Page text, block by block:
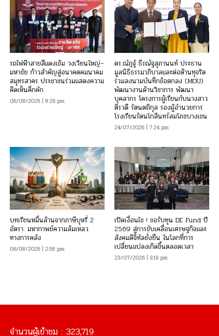
รถไฟฟ้าสายสีแดงเข้ม วงเวียนใหญ่–
มหาชัย ก้าวสำคัญสู่อนาคตคมนาคม
สมุทรสาคร ประชาชนร่วมแสดงความ
คิดเห็นคึกคัก
06/08/2026 | 8:26 pm
ดร.ณัฏฐ์ ธีรณัฐสุภานนท์ ประธาน
มูลนิธิธรรมาภิบาลและต่อต้านทุจริต
ร่วมลงนามบันทึกข้อตกลง (MOU)
พัฒนางานด้านวิชาการ พัฒนา
บุคลากร โครงการผู้เรียนกับนางสาว
ติรวดี รัตนตถิกุล รองผู้อำนวยการ
โรงเรียนรัตนโกสินทร์สมโภชบางเขน
24/07/2026 | 7:24 pm
บทเรียนหมื่นล้านจากภาษีบุหรี่ 2
อัตรา: มหากาพย์ความล้มเหลว
ทางการคลัง
06/08/2026 | 2:58 pm
เปิดเงื่อนไข ! ขอรับทุน DE Fund ปี
2569 สู่การขับเคลื่อนเศรษฐกิจและ
สังคมดิจิทัลยั่งยืน ในโลกที่การ
เปลี่ยนแปลงเกิดขึ้นตลอดเวลา
23/07/2026 | 9:19 pm
จำนวนผู้เข้าชม : 323,719